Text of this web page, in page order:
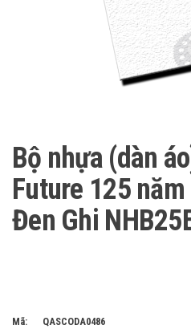
Bộ nhựa (dàn
Future 125
Đen Ghi
Mã:
QASCODA0486